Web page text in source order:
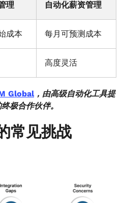
理 自动化薪资管理
成本 每月可预测成本
高度灵活
Global，由高级自动化工具提
极合作伙伴。
常见挑战